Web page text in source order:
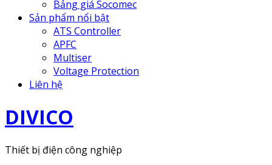
Bảng giá Socomec
Sản phẩm nổi bật
ATS Controller
APFC
Multiser
Voltage Protection
Liên hệ
DIVICO
Thiết bị điện công nghiệp